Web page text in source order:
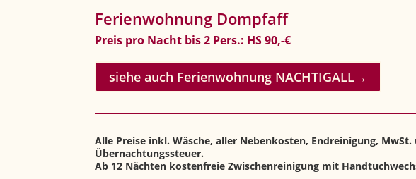
Ferienwohnung Dompfaff
Preis pro Nacht bis 2 Pers.: HS 90,-€
siehe auch Ferienwohnung NACHTIGALL→
Alle Preise inkl. Wäsche, aller Nebenkosten, Endreinigung, MwSt.
Übernachtungssteuer.
Ab 12 Nächten kostenfreie Zwischenreinigung mit